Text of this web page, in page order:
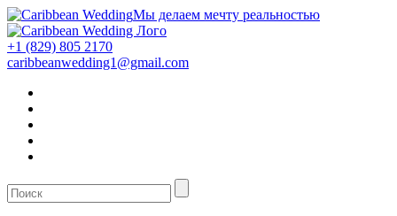
Мы делаем мечту реальностью
+1 (829) 805 2170
caribbeanwedding1@gmail.com